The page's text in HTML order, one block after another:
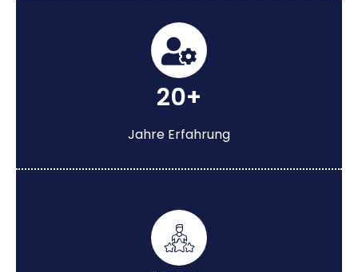
20+
Jahre Erfahrung